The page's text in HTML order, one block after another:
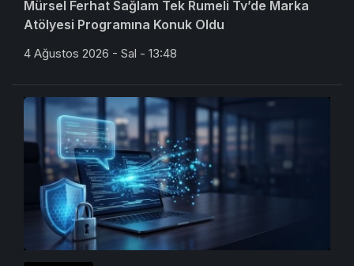
Mürsel Ferhat Sağlam Tek Rumeli Tv’de Marka
Atölyesi Programına Konuk Oldu
4 Ağustos 2026 - Sal - 13:48